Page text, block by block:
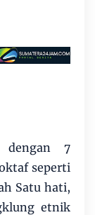
dengan 7
seperti
Satu hati,
etnik